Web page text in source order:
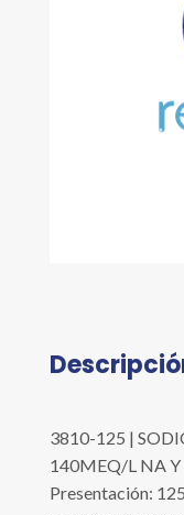
3810-125 |
140MEQ/L NA
Presentación: